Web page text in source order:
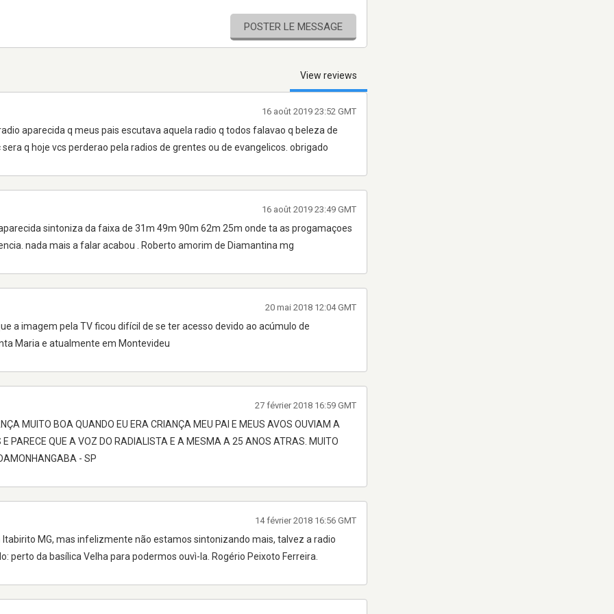
POSTER LE MESSAGE
View reviews
aparecida q meus pais escutava aquela radio q todos falavao q beleza de
q hoje vcs perderao pela radios de grentes ou de evangelicos. obrigado
16 août 2019 23:52 GMT
sintoniza da faixa de 31m 49m 90m 62m 25m onde ta as progamaçoes
nada mais a falar acabou . Roberto amorim de Diamantina mg
16 août 2019 23:49 GMT
a imagem pela TV ficou difícil de se ter acesso devido ao acúmulo de
Maria e atualmente em Montevideu
20 mai 2018 12:04 GMT
MUITO BOA QUANDO EU ERA CRIANÇA MEU PAI E MEUS AVOS OUVIAM A
E PARECE QUE A VOZ DO RADIALISTA E A MESMA A 25 ANOS ATRAS. MUITO
- SP
27 février 2018 16:59 GMT
MG, mas infelizmente não estamos sintonizando mais, talvez a radio
perto da basílica Velha para podermos ouvì-la. Rogério Peixoto Ferreira.
14 février 2018 16:56 GMT